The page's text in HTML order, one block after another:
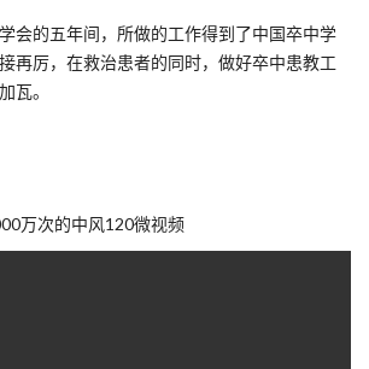
会的五年间，所做的工作得到了中国卒中学
再厉，在救治患者的同时，做好卒中患教工
瓦。
万次的中风120微视频